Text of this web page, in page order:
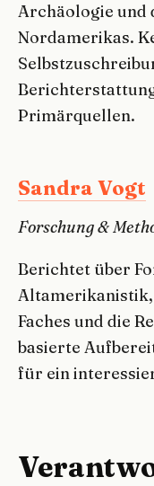
Archäologie und
Nordamerikas.
Primärquellen.
Sandra Vogt
Forschung &
Berichtet über
Altamerikanistik,
Faches und die
basierte
für ein